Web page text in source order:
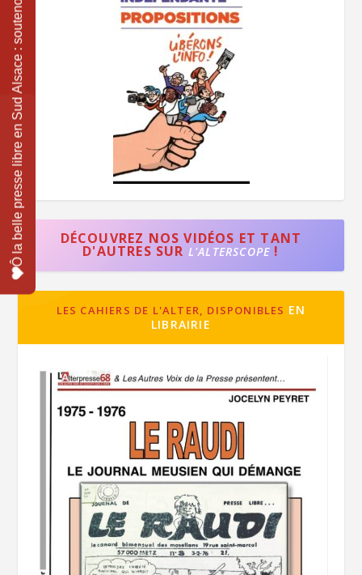
DÉCOUVREZ NOS VIDÉOS ET TANT
D'AUTRES SUR L'ALTERSCOPE !
LES CAHIERS DE L'ALTER, DISPONIBLES EN
LIBRAIRIE